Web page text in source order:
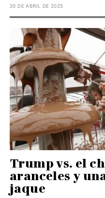
20 DE ABRIL DE 2025
Trump vs. el
aranceles y
jaque